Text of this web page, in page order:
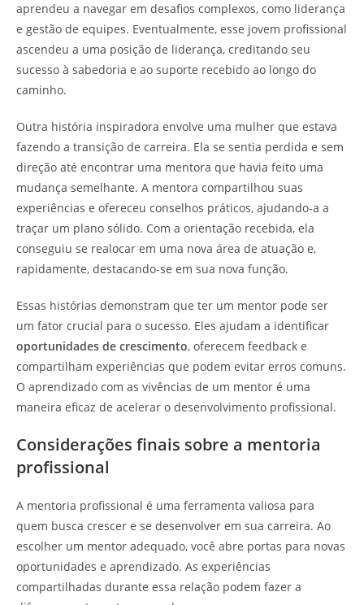
aprendeu a navegar em desafios complexos, como liderança
e gestão de equipes. Eventualmente, esse jovem profissional
ascendeu a uma posição de liderança, creditando seu
sucesso à sabedoria e ao suporte recebido ao longo do
caminho.
Outra história inspiradora envolve uma mulher que estava
fazendo a transição de carreira. Ela se sentia perdida e sem
direção até encontrar uma mentora que havia feito uma
mudança semelhante. A mentora compartilhou suas
experiências e ofereceu conselhos práticos, ajudando-a a
traçar um plano sólido. Com a orientação recebida, ela
conseguiu se realocar em uma nova área de atuação e,
rapidamente, destacando-se em sua nova função.
Essas histórias demonstram que ter um mentor pode ser
um fator crucial para o sucesso. Eles ajudam a identificar
oportunidades de crescimento, oferecem feedback e
compartilham experiências que podem evitar erros comuns.
O aprendizado com as vivências de um mentor é uma
maneira eficaz de acelerar o desenvolvimento profissional.
Considerações finais sobre a mentoria
profissional
A mentoria profissional é uma ferramenta valiosa para
quem busca crescer e se desenvolver em sua carreira. Ao
escolher um mentor adequado, você abre portas para novas
oportunidades e aprendizado. As experiências
compartilhadas durante essa relação podem fazer a